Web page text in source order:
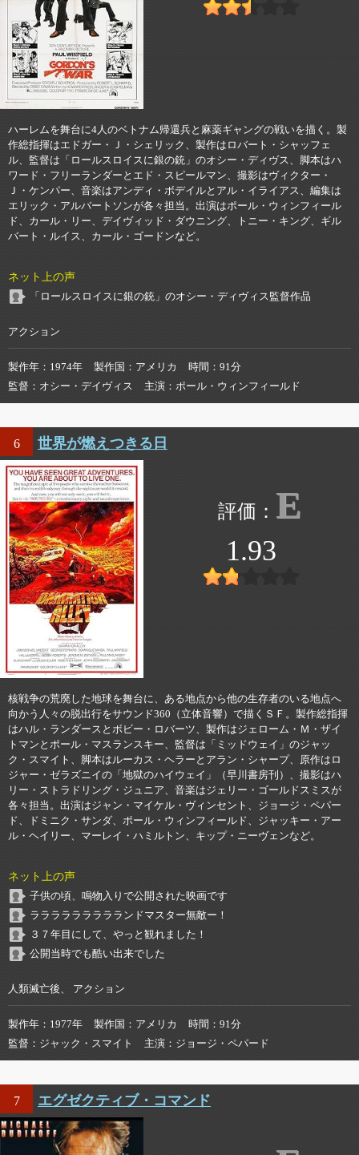
ハーレムを舞台に4人のベトナム帰還兵と麻薬ギャングの戦いを描く。製
作総指揮はエドガー・Ｊ・シェリック、製作はロバート・シャッフェ
ル、監督は「ロールスロイスに銀の銃」のオシー・ディヴス、脚本はハ
ワード・フリーランダーとエド・スピールマン、撮影はヴィクター・
Ｊ・ケンパー、音楽はアンディ・ボデイルとアル・イライアス、編集は
エリック・アルバートソンが各々担当。出演はポール・ウィンフィール
ド、カール・リー、デイヴィッド・ダウニング、トニー・キング、ギル
バート・ルイス、カール・ゴードンなど。
ネット上の声
「ロールスロイスに銀の銃」のオシー・ディヴィス監督作品
アクション
製作年 1974年 製作国 アメリカ 時間
91分
監督
オシー・デイヴィス 主演 ポール・ウィンフィールド
6 世界が燃えつきる日
E
1.93
核戦争の荒廃した地球を舞台に、ある地点から他の生存者のいる地点へ
向かう人々の脱出行をサウンド360（立体音響）で描くＳＦ。製作総指揮
はハル・ランダースとボビー・ロバーツ、製作はジェローム・Ｍ・ザイ
トマンとポール・マスランスキー、監督は「ミッドウェイ」のジャッ
ク・スマイト、脚本はルーカス・ヘラーとアラン・シャープ、原作はロ
ジャー・ゼラズニイの「地獄のハイウェイ」（早川書房刊）、撮影はハ
リー・ストラドリング・ジュニア、音楽はジェリー・ゴールドスミスが
各々担当。出演はジャン・マイケル・ヴィンセント、ジョージ・ペパー
ド、ドミニク・サンダ、ポール・ウィンフィールド、ジャッキー・アー
ル・ヘイリー、マーレイ・ハミルトン、キップ・ニーヴェンなど。
ネット上の声
子供の頃、鳴物入りで公開された映画です
ララララララララランドマスター無敵ー！
３７年目にして、やっと観れました！
公開当時でも酷い出来でした
人類滅亡後、 アクション
製作年 1977年 製作国 アメリカ 時間
91分
監督
ジャック・スマイト 主演 ジョージ・ペパード
7 エグゼクティブ・コマンド